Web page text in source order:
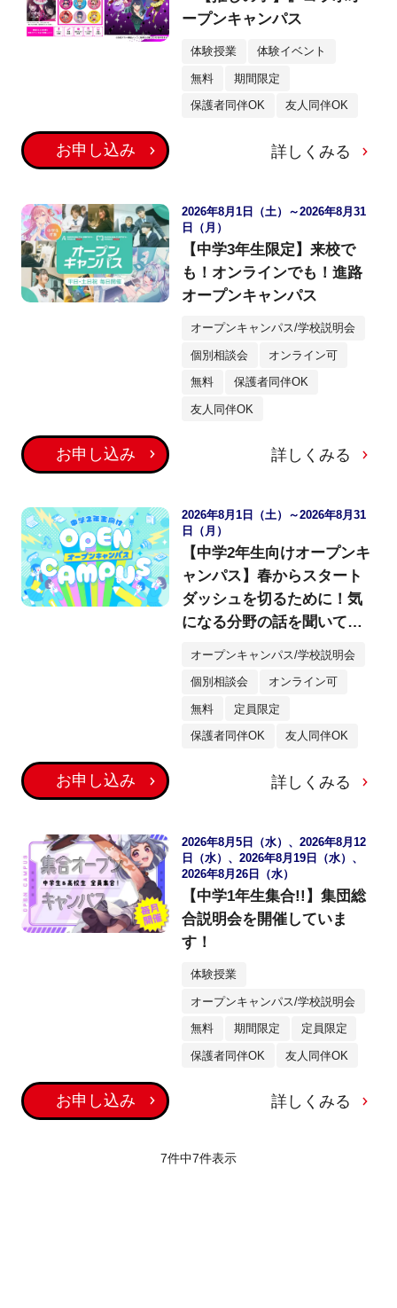
ープンキャンパス
体験授業 体験イベント
無料 期間限定
保護者同伴OK 友人同伴OK
お申し込み 詳しくみる
2026年8月1日（土）～2026年8月31
日（月）
【中学3年生限定】来校で
も！オンラインでも！進路
オープンキャンパス
オープンキャンパス/学校説明会
個別相談会 オンライン可
無料 保護者同伴OK
友人同伴OK
お申し込み 詳しくみる
2026年8月1日（土）～2026年8月31
日（月）
【中学2年生向けオープンキ
ャンパス】春からスタート
ダッシュを切るために！気
になる分野の話を聞いてみ
よう！
オープンキャンパス/学校説明会
個別相談会 オンライン可
無料 定員限定
保護者同伴OK 友人同伴OK
お申し込み 詳しくみる
2026年8月5日（水）、2026年8月12
日（水）、2026年8月19日（水）、
2026年8月26日（水）
【中学1年生集合!!】集団総
合説明会を開催していま
す！
体験授業
オープンキャンパス/学校説明会
無料 期間限定 定員限定
保護者同伴OK 友人同伴OK
お申し込み 詳しくみる
7件中7件表示